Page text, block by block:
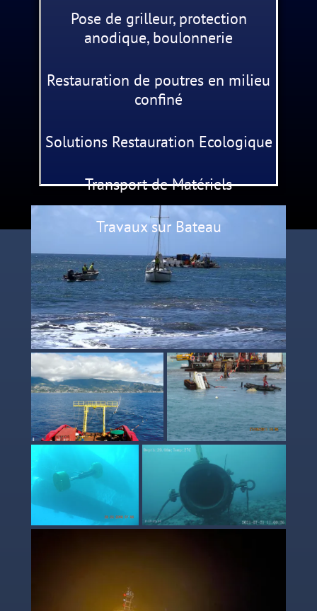
Pose de grilleur, protection
anodique, boulonnerie
Restauration de poutres en milieu
confiné
Solutions Restauration Ecologique
Transport de Matériels
Travaux sur Bateau